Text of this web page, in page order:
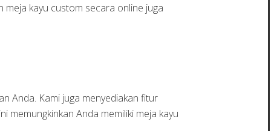
meja kayu custom secara online juga
Anda. Kami juga menyediakan fitur
memungkinkan Anda memiliki meja kayu